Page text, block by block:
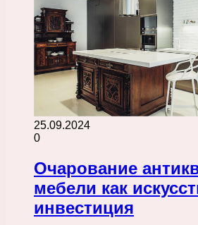
25.09.2024
0
Очарование
мебели как
инвестиция